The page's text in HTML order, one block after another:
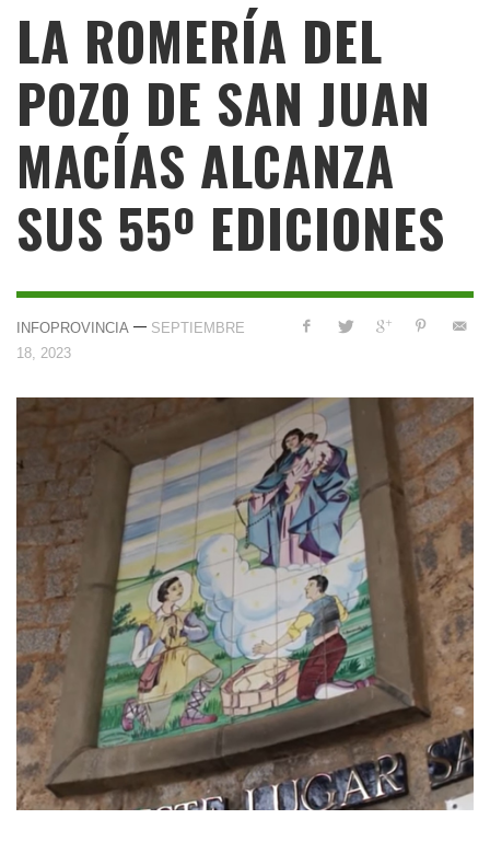
LA ROMERÍA DEL
POZO DE SAN JUAN
MACÍAS ALCANZA
SUS 55º EDICIONES
INFOPROVINCIA — SEPTIEMBRE
18, 2023